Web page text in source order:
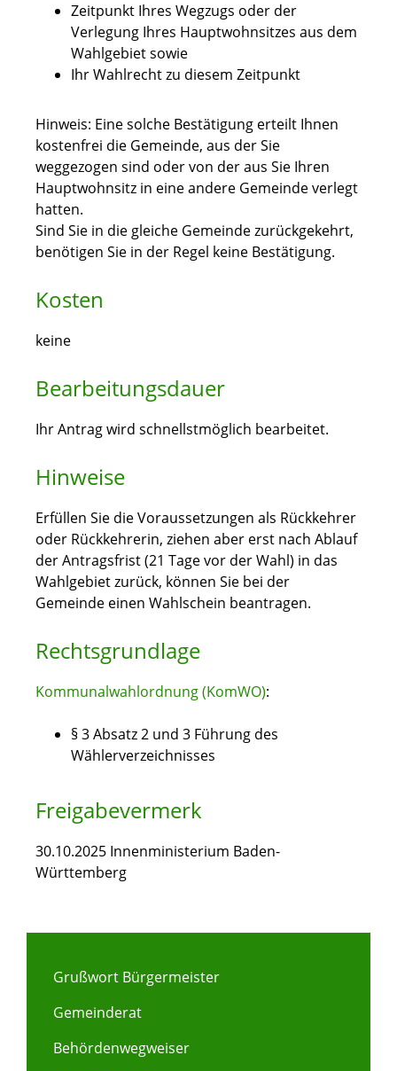
Zeitpunkt Ihres Wegzugs oder der
Verlegung Ihres Hauptwohnsitzes aus dem
Wahlgebiet sowie
Ihr Wahlrecht zu diesem Zeitpunkt
Hinweis: Eine solche Bestätigung erteilt Ihnen
kostenfrei die Gemeinde, aus der Sie
weggezogen sind oder von der aus Sie Ihren
Hauptwohnsitz in eine andere Gemeinde verlegt
hatten.
Sind Sie in die gleiche Gemeinde zurückgekehrt,
benötigen Sie in der Regel keine Bestätigung.
Kosten
keine
Bearbeitungsdauer
Ihr Antrag wird schnellstmöglich bearbeitet.
Hinweise
Erfüllen Sie die Voraussetzungen als Rückkehrer
oder Rückkehrerin, ziehen aber erst nach Ablauf
der Antragsfrist (21 Tage vor der Wahl) in das
Wahlgebiet zurück, können Sie bei der
Gemeinde einen Wahlschein beantragen.
Rechtsgrundlage
Kommunalwahlordnung (KomWO):
§ 3 Absatz 2 und 3 Führung des
Wählerverzeichnisses
Freigabevermerk
30.10.2025 Innenministerium Baden-
Württemberg
Grußwort Bürgermeister
Gemeinderat
Behördenwegweiser